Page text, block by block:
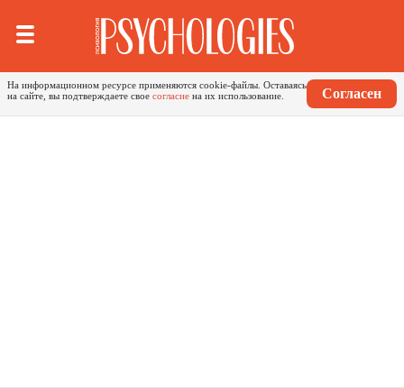
На информационном ресурсе применяются cookie-файлы. Оставаясь
на сайте, вы подтверждаете свое согласие на их использование. Согласен